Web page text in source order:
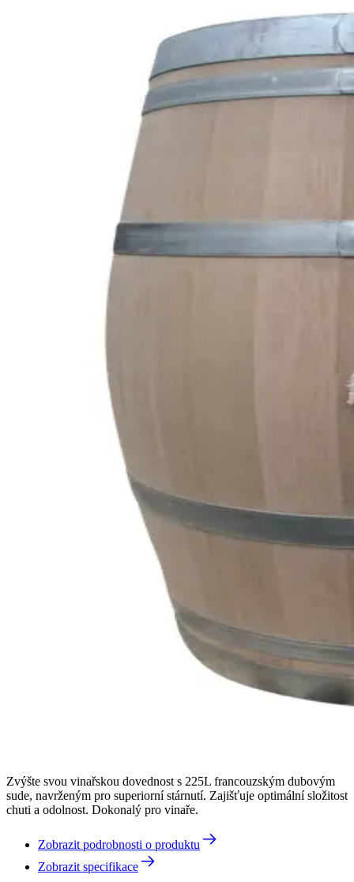
Zvýšte svou vinařskou dovednost s 225L francouzským dubovým
sude, navrženým pro superiorní stárnutí. Zajišťuje optimální složitost
chuti a odolnost. Dokonalý pro vinaře.
Zobrazit podrobnosti o produktu
Zobrazit specifikace